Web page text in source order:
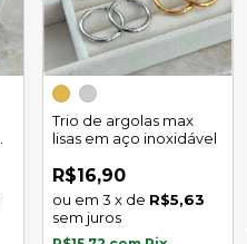
Trio de argolas max
lisas em aço inoxidável
R$16,90
3 x de R$5,63
sem juros